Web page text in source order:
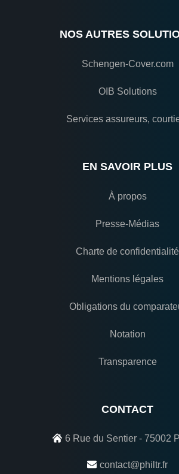
NOS AUTRES
Schengen-Cover.com
OIB Solutions
Services assureurs,
EN SAVOIR PLUS
À propos
Presse-Médias
Charte de confidentialité
Mentions légales
Obligations du
Notation
Transparence
CONTACT
6 Rue du Sentier - 75002
contact@philtr.fr